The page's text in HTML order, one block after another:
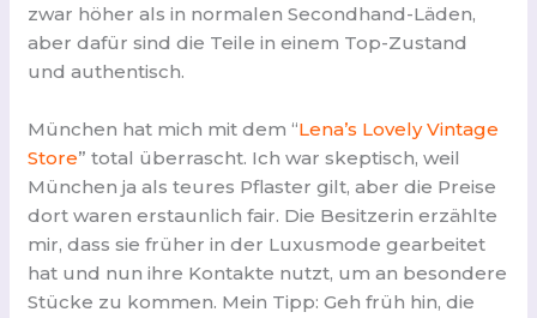
zwar höher als in normalen Secondhand-Läden,
aber dafür sind die Teile in einem Top-Zustand
und authentisch.
München hat mich mit dem “Lena’s Lovely Vintage
Store” total überrascht. Ich war skeptisch, weil
München ja als teures Pflaster gilt, aber die Preise
dort waren erstaunlich fair. Die Besitzerin erzählte
mir, dass sie früher in der Luxusmode gearbeitet
hat und nun ihre Kontakte nutzt, um an besondere
Stücke zu kommen. Mein Tipp: Geh früh hin, die